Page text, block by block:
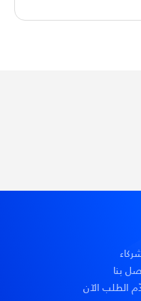
بنا
الطلب الآن